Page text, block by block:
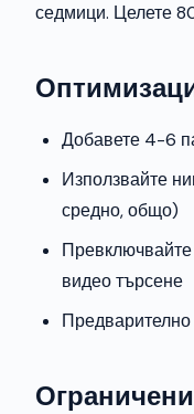
седмици. Целете
Добавете 4-6
Използвайте
средно, общо)
видео търсене